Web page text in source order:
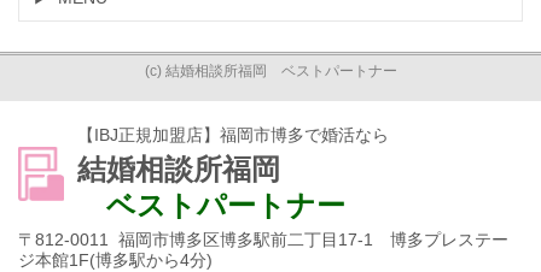
(c) 結婚相談所福岡 ベストパートナー
【IBJ正規加盟店】福岡市博多で婚活なら
結婚相談所福岡
ベストパートナー
〒812-0011 福岡市博多区博多駅前二丁目17-1 博多プレステー
ジ本館1F(博多駅から4分)